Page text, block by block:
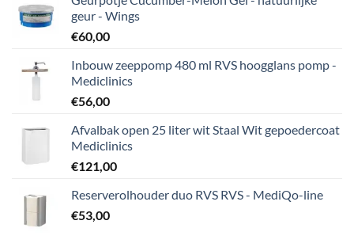
geur - Wings
€60,00
Inbouw zeeppomp 480 ml RVS hoogglans pomp -
Mediclinics
€56,00
Afvalbak open 25 liter wit Staal Wit gepoedercoat
Mediclinics
€121,00
Reserverolhouder duo RVS RVS - MediQo-line
€53,00